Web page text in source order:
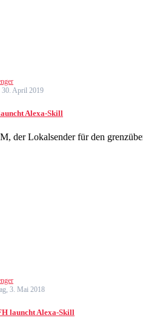
30. April 2019
Alexa-Skill
der Lokalsender für den
3. Mai 2018
launcht Alexa-Skill